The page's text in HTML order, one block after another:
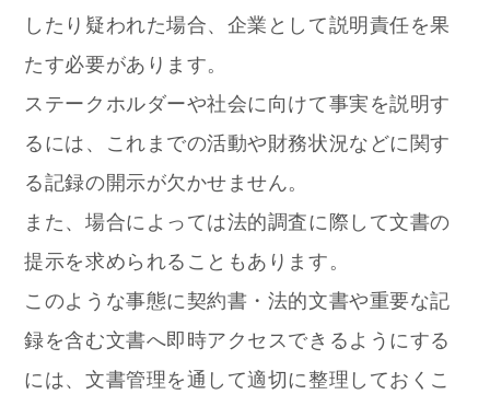
したり疑われた場合、企業として説明責任を果
たす必要があります。
ステークホルダーや社会に向けて事実を説明す
るには、これまでの活動や財務状況などに関す
る記録の開示が欠かせません。
また、場合によっては法的調査に際して文書の
提示を求められることもあります。
このような事態に契約書・法的文書や重要な記
録を含む文書へ即時アクセスできるようにする
には、文書管理を通して適切に整理しておくこ